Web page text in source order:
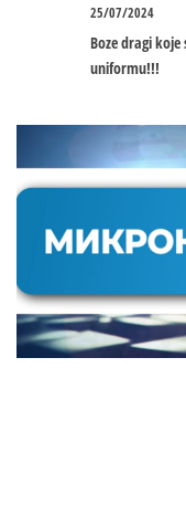
25/07/2024
Boze dragi
uniformu!!!